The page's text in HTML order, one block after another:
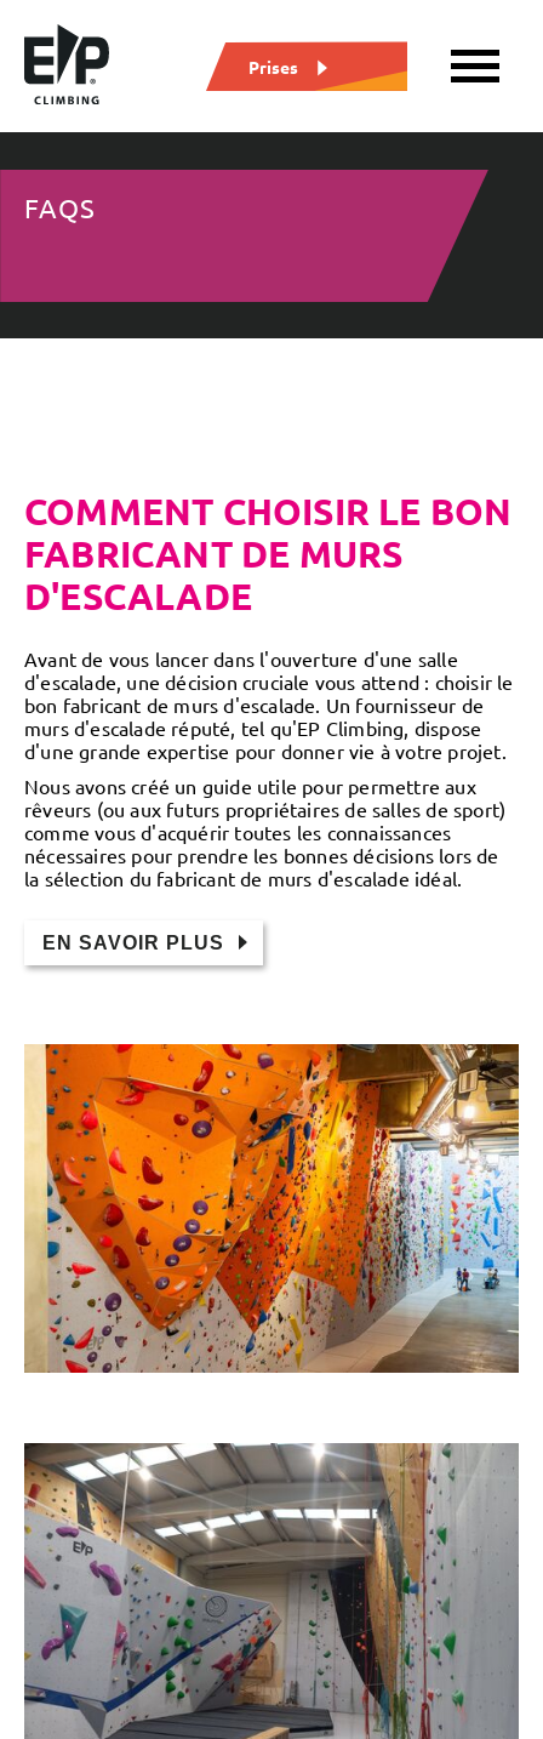
Prises
FAQS
COMMENT CHOISIR LE BON
FABRICANT DE MURS
D'ESCALADE
Avant de vous lancer dans l'ouverture d'une salle
d'escalade, une décision cruciale vous attend : choisir le
bon fabricant de murs d'escalade. Un fournisseur de
murs d'escalade réputé, tel qu'EP Climbing, dispose
d'une grande expertise pour donner vie à votre projet.
Nous avons créé un guide utile pour permettre aux
rêveurs (ou aux futurs propriétaires de salles de sport)
comme vous d'acquérir toutes les connaissances
nécessaires pour prendre les bonnes décisions lors de
la sélection du fabricant de murs d'escalade idéal.
EN SAVOIR PLUS